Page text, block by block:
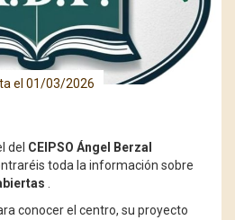
el 01/03/2026
del CEIPSO Ángel Berzal
toda la información sobre
conocer el centro, su proyecto